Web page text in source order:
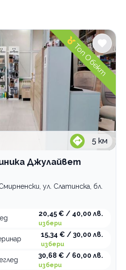
Джулайвет Слатина
5 км
Джулайвет
ул. Слатинска, бл.
20,45 € / 40,00 лв.
избери
15,34 € / 30,00 лв.
избери
30,68 € / 60,00 лв.
избери
Топ Обект